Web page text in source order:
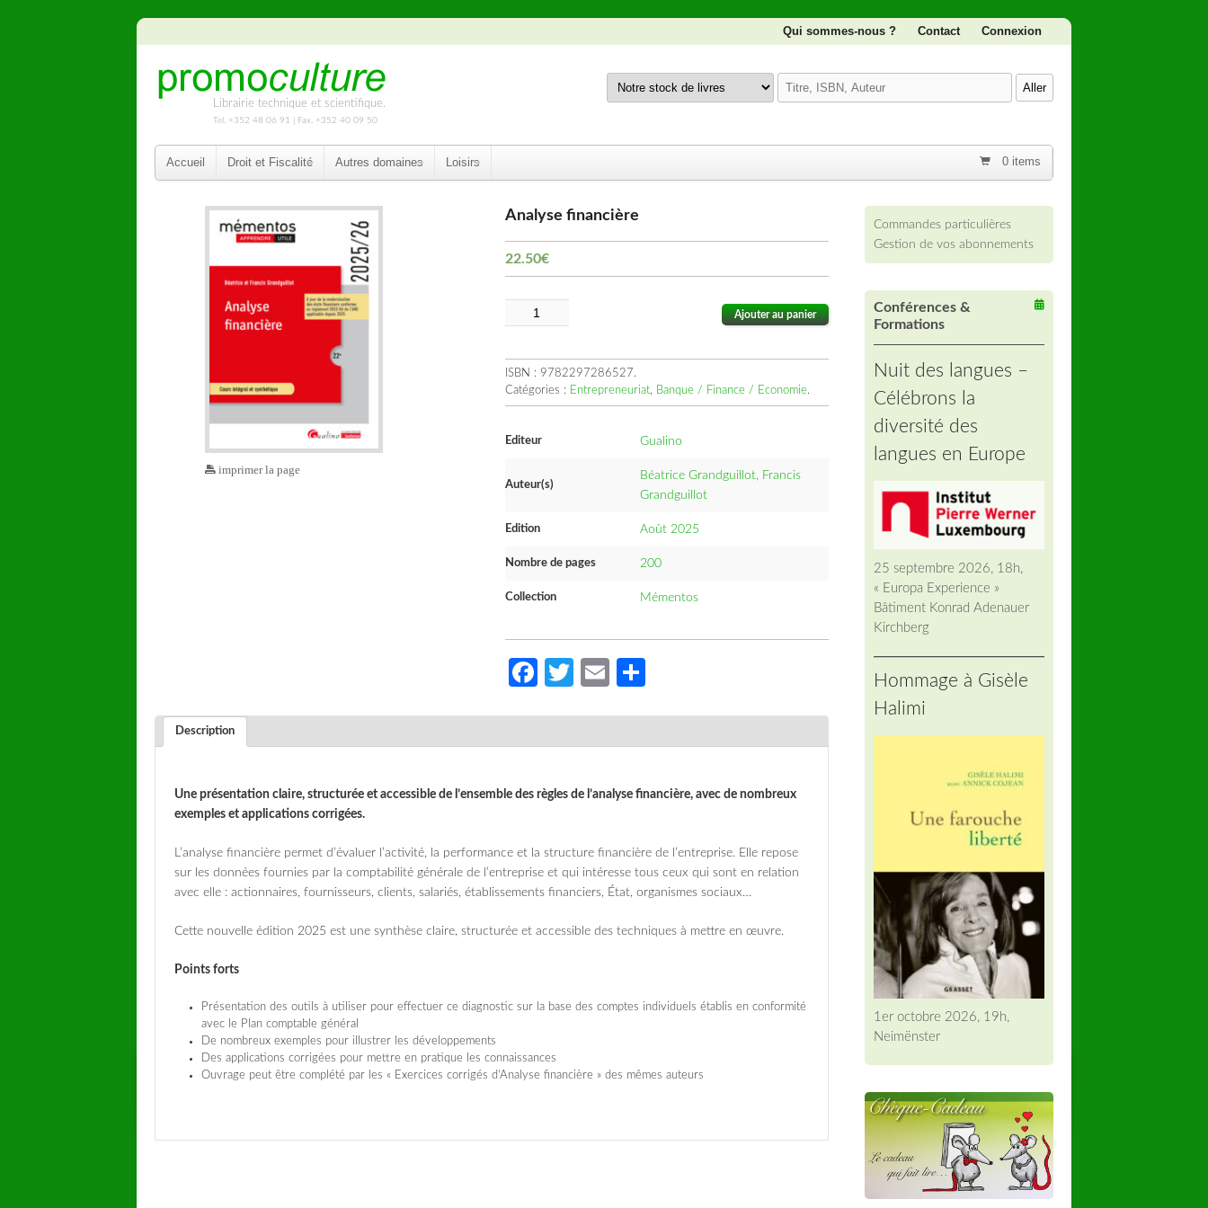
Qui sommes-nous ? Contact Connexion
Librairie technique et scientifique.
Tel. +352 48 06 91 | Fax. +352 40 09 50
0 items
Accueil Droit et Fiscalité Autres domaines Loisirs
imprimer la page
Analyse financière
22.50€
Ajouter au panier
ISBN : 9782297286527 .
Catégories : Entrepreneuriat, Banque / Finance / Economie.
Editeur Gualino
Auteur(s)
Béatrice Grandguillot, Francis
Grandguillot
Edition Août 2025
Nombre de pages 200
Collection Mémentos
Facebook
Twitter
Email
Description
Une présentation claire, structurée et accessible de l’ensemble des règles de l’analyse financière, avec de nombreux
exemples et applications corrigées.
L’analyse financière permet d’évaluer l’activité, la performance et la structure financière de l’entreprise. Elle repose
sur les données fournies par la comptabilité générale de l’entreprise et qui intéresse tous ceux qui sont en relation
avec elle : actionnaires, fournisseurs, clients, salariés, établissements financiers, État, organismes sociaux…
Cette nouvelle édition 2025 est une synthèse claire, structurée et accessible des techniques à mettre en œuvre.
Points forts
Présentation des outils à utiliser pour effectuer ce diagnostic sur la base des comptes individuels établis en conformité
avec le Plan comptable général
De nombreux exemples pour illustrer les développements
Des applications corrigées pour mettre en pratique les connaissances
Ouvrage peut être complété par les « Exercices corrigés d’Analyse financière » des mêmes auteurs
Commandes particulières
Gestion de vos abonnements
Conférences &
Formations
Nuit des langues –
Célébrons la
diversité des
langues en Europe
25 septembre 2026, 18h,
« Europa Experience »
Bâtiment Konrad Adenauer
Kirchberg
Hommage à Gisèle
Halimi
1er octobre 2026, 19h,
Neimënster